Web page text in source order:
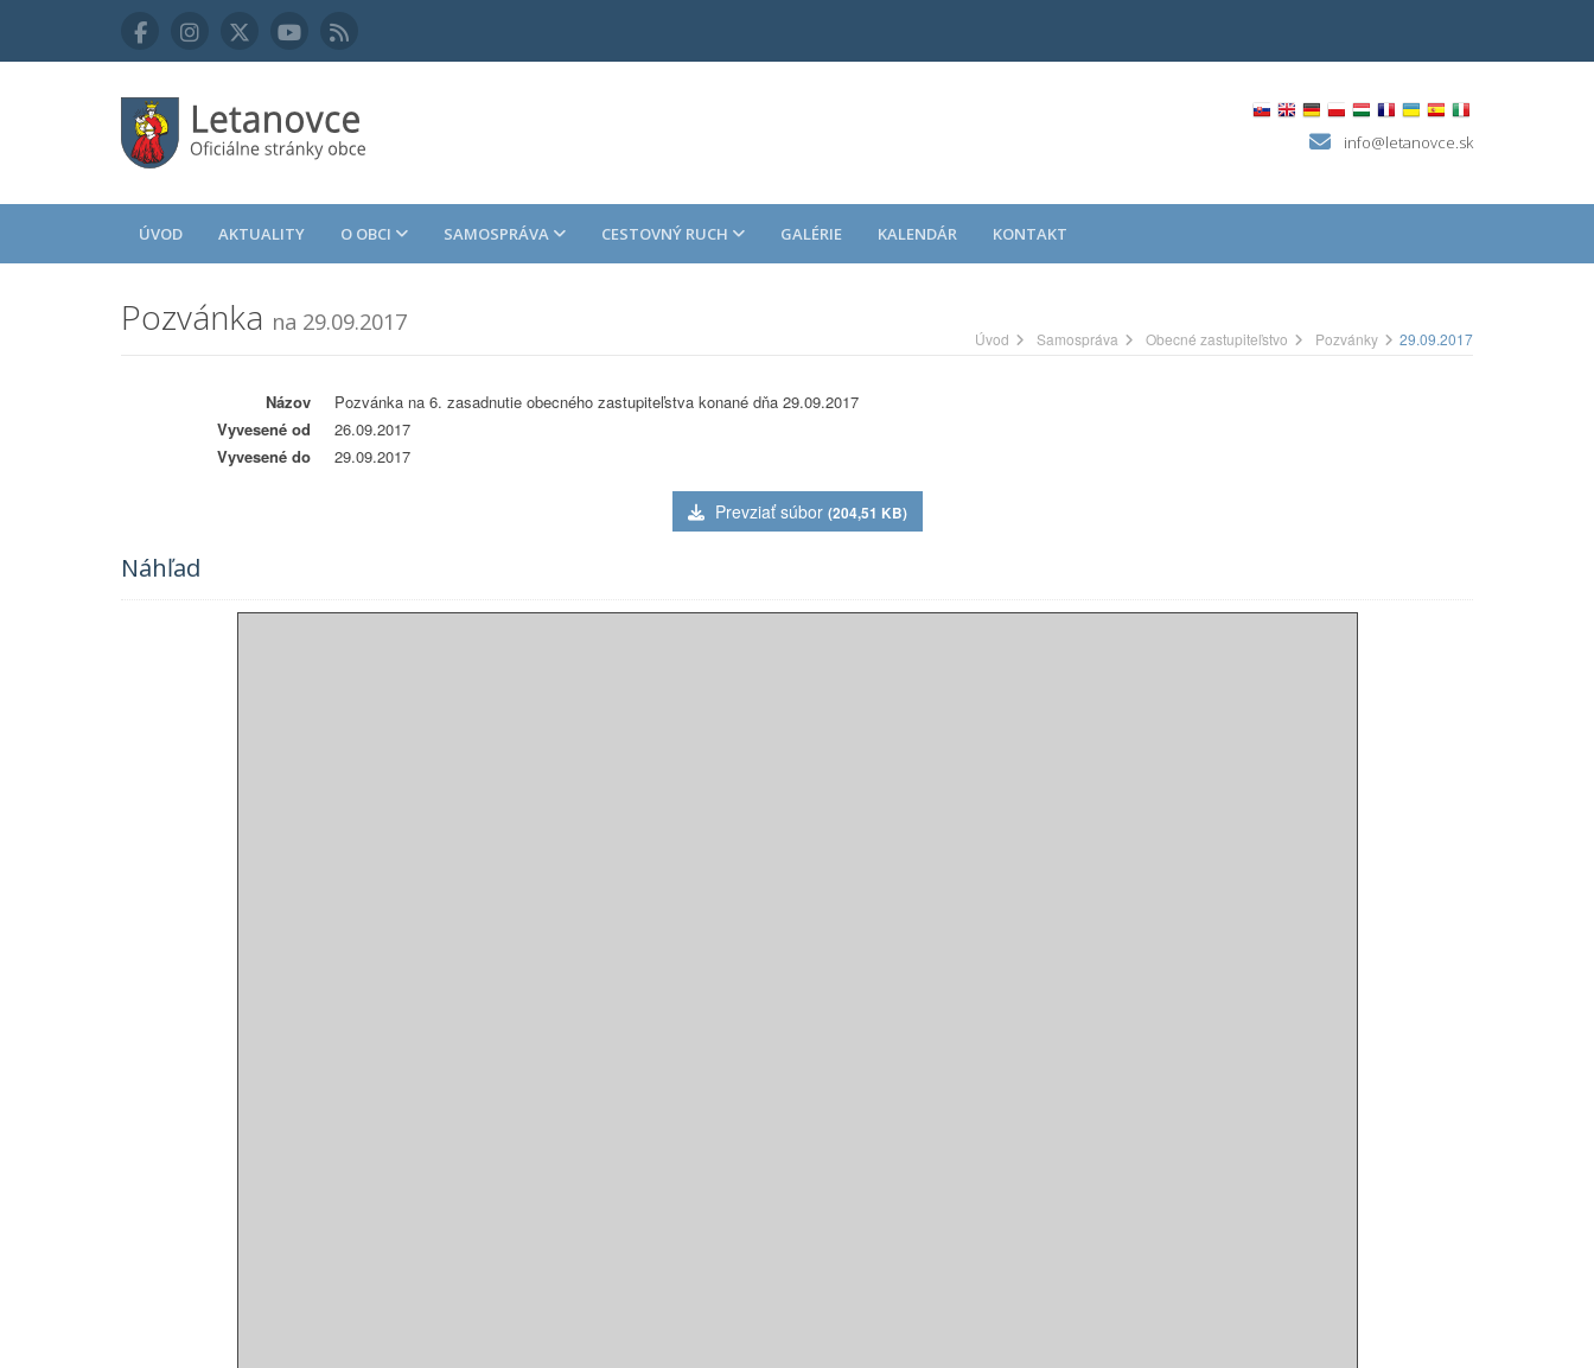
info@letanovce.sk
ÚVOD AKTUALITY O OBCI SAMOSPRÁVA CESTOVNÝ RUCH GALÉRIE KALENDÁR KONTAKT
Pozvánka na 29.09.2017
Úvod Samospráva Obecné zastupiteľstvo Pozvánky 29.09.2017
Názov
Pozvánka na 6. zasadnutie obecného zastupiteľstva konané dňa 29.09.2017
Vyvesené od
26.09.2017
Vyvesené do
29.09.2017
Prevziať súbor (204,51 KB)
Náhľad